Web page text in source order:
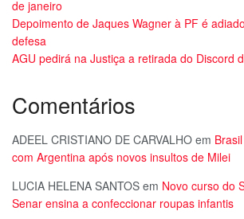
de janeiro
Depoimento de Jaques Wagner à PF é
defesa
AGU pedirá na Justiça a retirada do Discord
Comentários
ADEEL CRISTIANO DE CARVALHO em
com Argentina após novos insultos de Milei
LUCIA HELENA SANTOS em Novo curso do
Senar ensina a confeccionar roupas infantis